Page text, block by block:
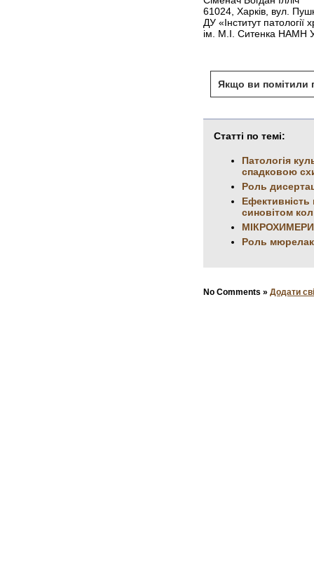
61024, Харків, вул.
ДУ «Інститут патології
ім. М.І. Ситенка НАМН
Якщо ви помітили
Статті по темі:
Патологія
спадковою
Роль
Ефективність
синовітом
Роль
No Comments » Додати